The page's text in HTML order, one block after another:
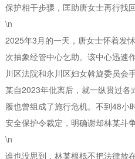
保护相干步骤，匡助唐女士再行找
\n
2025年3月的一天，唐女士怀着发
次抽象经管中心乞助。该中心迅速
川区法院和永川区妇女斡旋委员会
某自2023年仳离后，就一纵贯过
履也曾组成了施行危机。不到48小
安全保护令裁定，明确谢却林某斗
\n
谁也没思到，林某根柢不把法律放